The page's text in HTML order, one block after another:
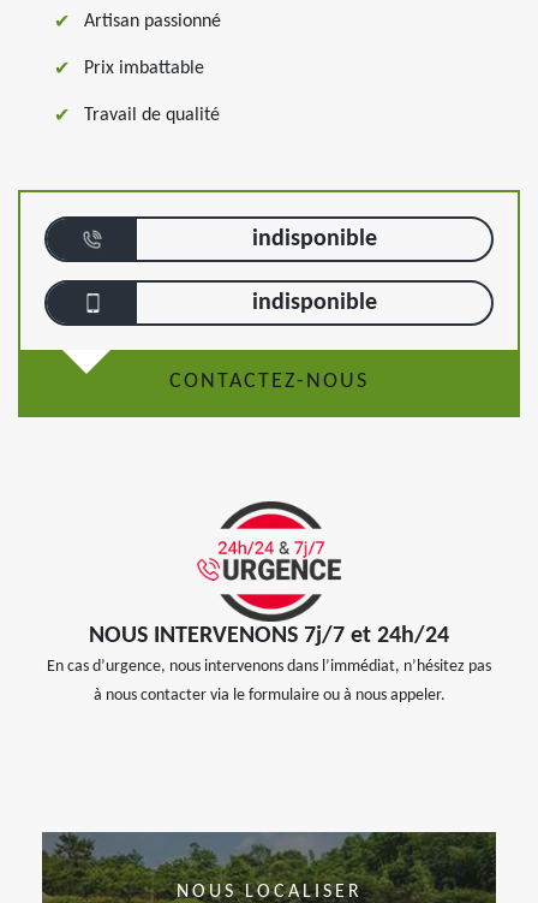
Artisan passionné
Prix imbattable
Travail de qualité
indisponible
indisponible
CONTACTEZ-NOUS
NOUS INTERVENONS 7j/7 et 24h/24
En cas d’urgence, nous intervenons dans l’immédiat, n’hésitez pas
à nous contacter via le formulaire ou à nous appeler.
NOUS LOCALISER